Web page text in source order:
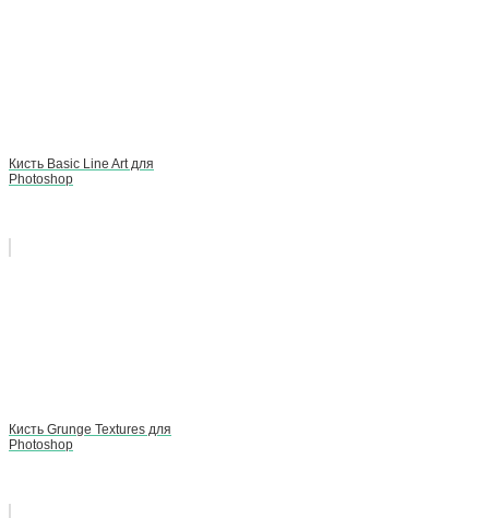
Кисть Basic Line Art для
Photoshop
Кисть Grunge Textures для
Photoshop